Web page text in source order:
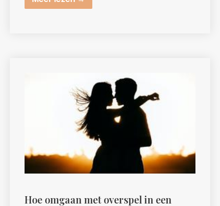
Hoe omgaan met overspel in een